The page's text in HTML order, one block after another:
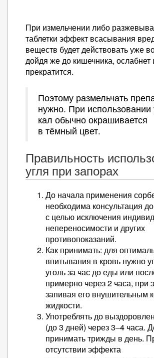
При измельчении либо
таблетки эффект всасывания
веществ будет действовать уже
дойдя же до кишечника, ослабнет
прекратится.
Поэтому размельчать
нужно. При использовании
кал обычно окрашивается
в тёмный цвет.
Правильность
угля при запорах
До начала применения
необходима консультация
с целью исключения
непереносимости и других
противопоказаний.
Как принимать: для
впитывания в кровь нужно
уголь за час до еды или
примерно через 2 часа, при
запивая его внушительным
жидкости.
Употреблять до
(до 3 дней) через 3–4 часа.
принимать трижды в день.
отсутствии эффекта